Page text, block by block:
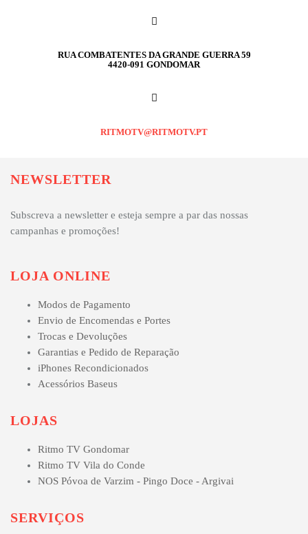
RUA COMBATENTES DA GRANDE GUERRA 59
4420-091 GONDOMAR
RITMOTV@RITMOTV.PT
NEWSLETTER
Subscreva a newsletter e esteja sempre a par das nossas
campanhas e promoções!
LOJA ONLINE
Modos de Pagamento
Envio de Encomendas e Portes
Trocas e Devoluções
Garantias e Pedido de Reparação
iPhones Recondicionados
Acessórios Baseus
LOJAS
Ritmo TV Gondomar
Ritmo TV Vila do Conde
NOS Póvoa de Varzim - Pingo Doce - Argivai
SERVIÇOS